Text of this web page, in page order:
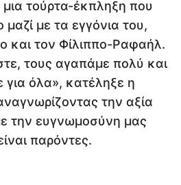
μια τούρτα-έκπληξη που
μαζί με τα εγγόνια του,
και τον Φίλιππο-Ραφαήλ.
τους αγαπάμε πολύ και
για όλα», κατέληξε η
την αξία
την ευγνωμοσύνη μας
παρόντες.